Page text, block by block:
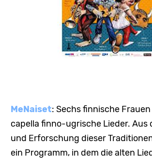
MeNaiset: Sechs finnische
capella finno-ugrische Lieder. Aus
und Erforschung dieser
ein Programm, in dem die alten